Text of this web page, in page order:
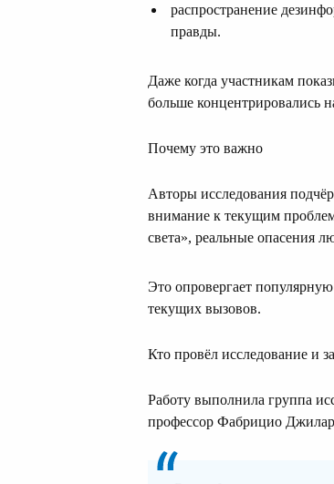
распространение
правды.
Даже когда участникам
больше концентрировались
Почему это важно
Авторы исследования
внимание к текущим
света», реальные опасения
Это опровергает
текущих вызовов.
Кто провёл исследование и
Работу выполнила группа
профессор Фабрицио